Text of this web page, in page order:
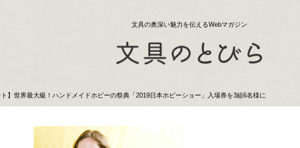
文具の奥深い魅力を伝えるWebマガジン
ト】世界最大級！ハンドメイドホビーの祭典「2019日本ホビーショー」入場券を3組6名様に